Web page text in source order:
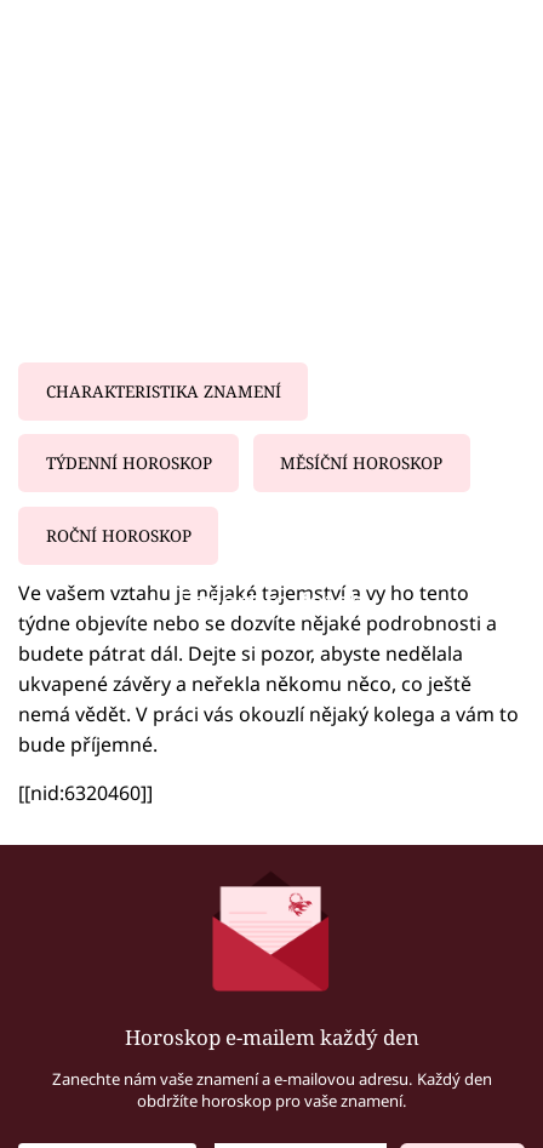
Sledujte nás
CHARAKTERISTIKA ZNAMENÍ
TÝDENNÍ HOROSKOP MĚSÍČNÍ HOROSKOP
ROČNÍ HOROSKOP
Failed to fetch
Ve vašem vztahu je nějaké tajemství a vy ho tento
týdne objevíte nebo se dozvíte nějaké podrobnosti a
budete pátrat dál. Dejte si pozor, abyste nedělala
ukvapené závěry a neřekla někomu něco, co ještě
nemá vědět. V práci vás okouzlí nějaký kolega a vám to
bude příjemné.
[[nid:6320460]]
Horoskop e-mailem každý den
Zanechte nám vaše znamení a e-mailovou adresu. Každý den
obdržíte horoskop pro vaše znamení.